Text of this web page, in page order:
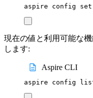
aspire config set
現在の値と利用可能な
します:
Aspire CLI
aspire config